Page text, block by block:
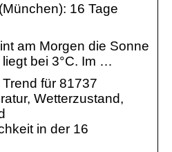
16 Tage
am Morgen die Sonne
bei 3°C. Im …
für 81737
Wetterzustand,
in der 16